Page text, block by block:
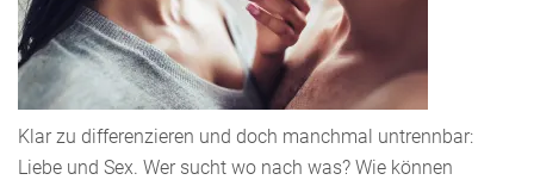
Klar zu differenzieren und doch manchmal untrennbar:
Liebe und Sex. Wer sucht wo nach was? Wie können